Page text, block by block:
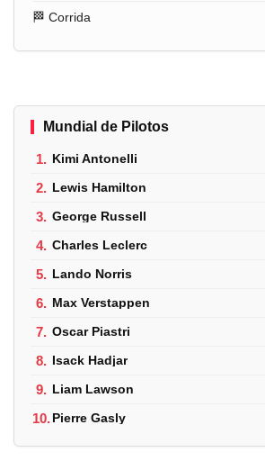
🏁 Corrida
Mundial de Pilotos
1. Kimi Antonelli
2. Lewis Hamilton
3. George Russell
4. Charles Leclerc
5. Lando Norris
6. Max Verstappen
7. Oscar Piastri
8. Isack Hadjar
9. Liam Lawson
10.Pierre Gasly